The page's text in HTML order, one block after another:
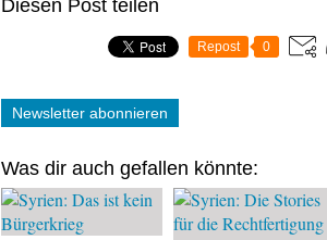
Diesen Post teilen
Repost 0
Newsletter abonnieren
Was dir auch gefallen könnte: